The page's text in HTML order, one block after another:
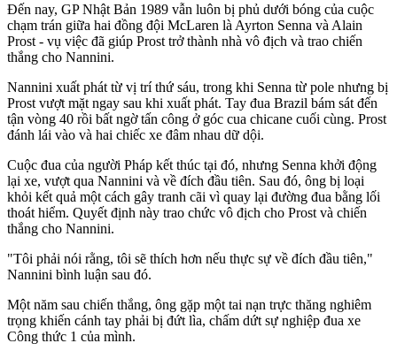
Đến nay, GP Nhật Bản 1989 vẫn luôn bị phủ dưới bóng của cuộc
chạm trán giữa hai đồng đội McLaren là Ayrton Senna và Alain
Prost - vụ việc đã giúp Prost trở thành nhà vô địch và trao chiến
thắng cho Nannini.
Nannini xuất phát từ vị trí thứ sáu, trong khi Senna từ pole nhưng bị
Prost vượt mặt ngay sau khi xuất phát. Tay đua Brazil bám sát đến
tận vòng 40 rồi bất ngờ tấn công ở góc cua chicane cuối cùng. Prost
đánh lái vào và hai chiếc xe đâm nhau dữ dội.
Cuộc đua của người Pháp kết thúc tại đó, nhưng Senna khởi động
lại xe, vượt qua Nannini và về đích đầu tiên. Sau đó, ông bị loại
khỏi kết quả một cách gây tranh cãi vì quay lại đường đua bằng lối
thoát hiểm. Quyết định này trao chức vô địch cho Prost và chiến
thắng cho Nannini.
"Tôi phải nói rằng, tôi sẽ thích hơn nếu thực sự về đích đầu tiên,"
Nannini bình luận sau đó.
Một năm sau chiến thắng, ông gặp một tai nạn trực thăng nghiêm
trọng khiến cánh tay phải bị đứt lìa, chấm dứt sự nghiệp đua xe
Công thức 1 của mình.